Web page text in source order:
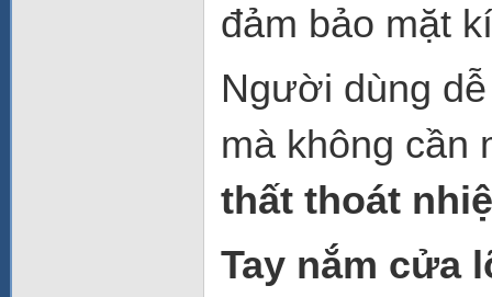
đảm bảo mặt
Người dùng
mà không
thất thoát
Tay nắm cửa